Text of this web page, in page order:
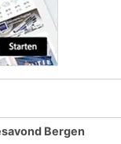
Bergen